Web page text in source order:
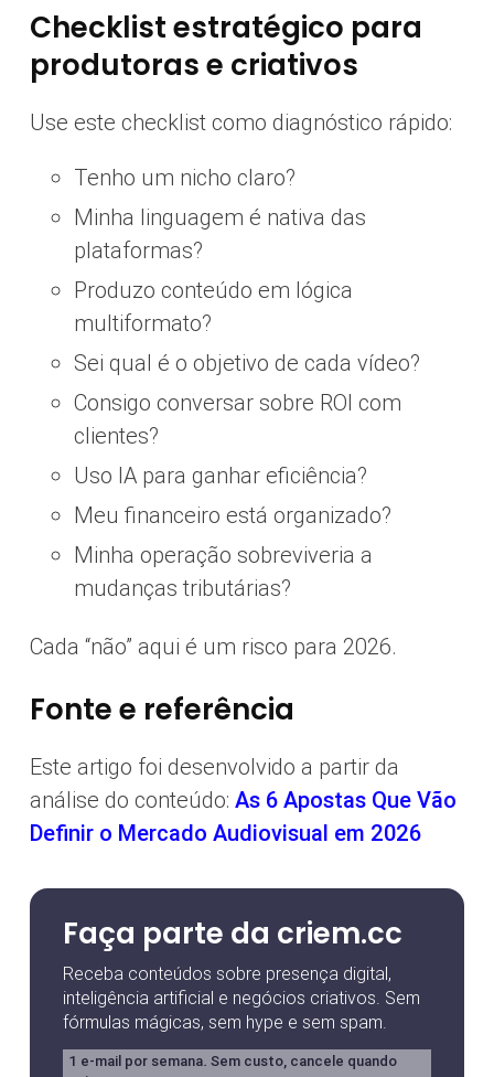
Checklist estratégico para
produtoras e criativos
Use este checklist como diagnóstico rápido:
Tenho um nicho claro?
Minha linguagem é nativa das
plataformas?
Produzo conteúdo em lógica
multiformato?
Sei qual é o objetivo de cada vídeo?
Consigo conversar sobre ROI com
clientes?
Uso IA para ganhar eficiência?
Meu financeiro está organizado?
Minha operação sobreviveria a
mudanças tributárias?
Cada “não” aqui é um risco para 2026.
Fonte e referência
Este artigo foi desenvolvido a partir da
análise do conteúdo: As 6 Apostas Que Vão
Definir o Mercado Audiovisual em 2026
Faça parte da criem.cc
Receba conteúdos sobre presença digital,
inteligência artificial e negócios criativos. Sem
fórmulas mágicas, sem hype e sem spam.
1 e-mail por semana. Sem custo, cancele quando